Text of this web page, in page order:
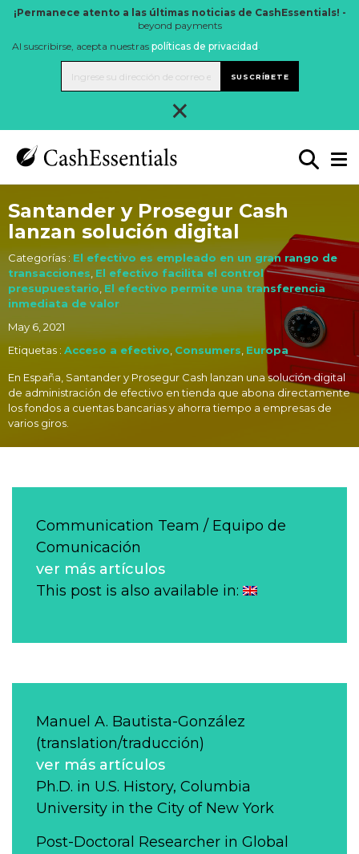
¡Permanece atento a las últimas noticias de CashEssentials! -
beyond payments
Al suscribirse, acepta nuestras políticas de privacidad .
SUSCRÍBETE
×
Santander y Prosegur Cash
lanzan solución digital
Categorías : El efectivo es empleado en un gran rango de
transacciones El efectivo facilita el control
presupuestario El efectivo permite una transferencia
inmediata de valor
May 6, 2021
Etiquetas : Acceso a efectivo Consumers Europa
En España, Santander y Prosegur Cash lanzan una solución digital
de administración de efectivo en tienda que abona directamente
los fondos a cuentas bancarias y ahorra tiempo a empresas de
varios giros.
Communication Team / Equipo de
Comunicación
ver más artículos
This post is also available in:
Manuel A. Bautista-González
(translation/traducción)
ver más artículos
Ph.D. in U.S. History, Columbia
University in the City of New York
Post-Doctoral Researcher in Global